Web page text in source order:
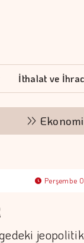
İthalat ve
Ekonomide
Perşembe